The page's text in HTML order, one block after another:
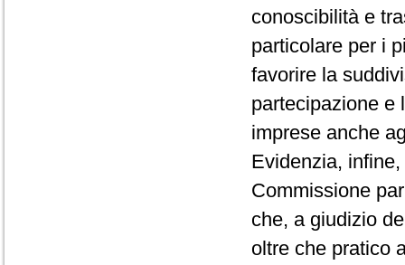
conoscibilità e
particolare per i
favorire la
partecipazione e
imprese anche
Evidenzia,
Commissione
che, a giudizio
oltre che pratico